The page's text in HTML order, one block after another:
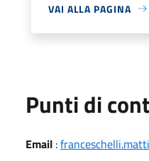
VAI ALLA PAGINA
Punti di
Email :